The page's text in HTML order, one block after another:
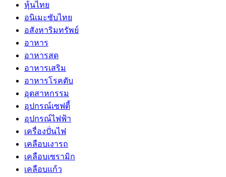
หุ้นไทย
อนิเมะซับไทย
อสังหาริมทรัพย์
อาหาร
อาหารสด
อาหารเสริม
อาหารโรคตับ
อุตสาหกรรม
อุปกรณ์เซฟตี้
อุปกรณ์ไฟฟ้า
เครื่องปั่นไฟ
เคลือบเงารถ
เคลือบเซรามิก
เคลือบแก้ว